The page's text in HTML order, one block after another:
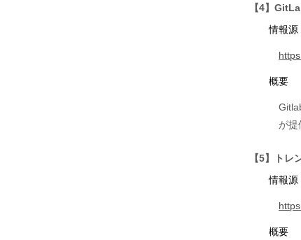
【4】
情報源
概要
が提
【5】ト
情報源
概要